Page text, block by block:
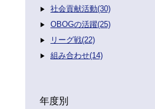
社会貢献活動(30)
OBOGの活躍(25)
リーグ戦(22)
組み合わせ(14)
年度別